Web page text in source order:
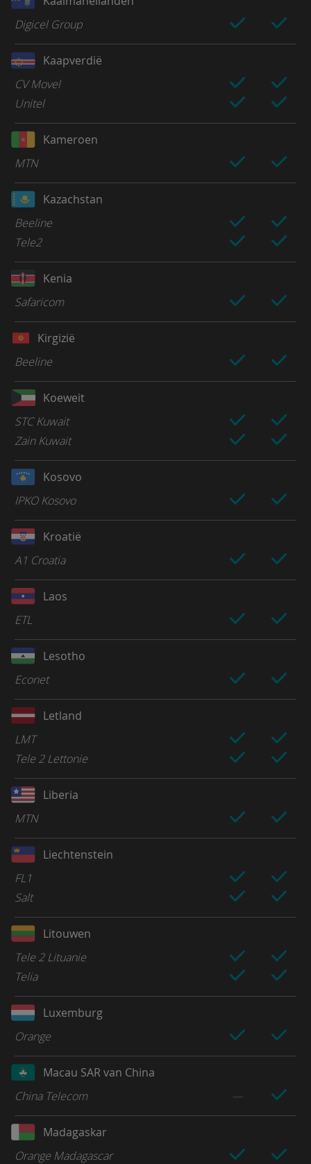
Digicel Group
Kaapverdië
CV Movel
Unitel
Kameroen
MTN
Kazachstan
Beeline
Tele2
Kenia
Safaricom
Kirgizië
Beeline
Koeweit
STC Kuwait
Zain Kuwait
Kosovo
IPKO Kosovo
Kroatië
A1 Croatia
Laos
ETL
Lesotho
Econet
Letland
LMT
Tele 2 Lettonie
Liberia
MTN
Liechtenstein
FL1
Salt
Litouwen
Tele 2 Lituanie
Telia
Luxemburg
Orange
Macau SAR van China
China Telecom
Madagaskar
Orange Madagascar